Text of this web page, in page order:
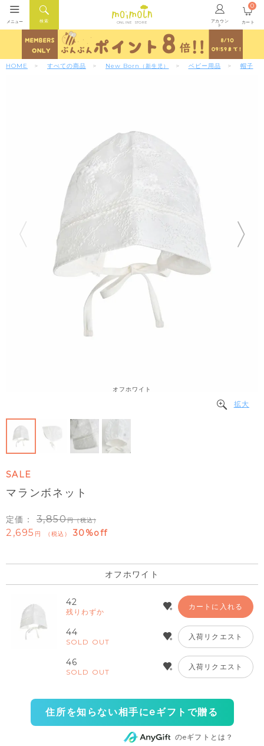
ONLINE STORE アカウン
ト
検索
メニュー カート
0
HOME すべての商品 New Born （新生児） ベビー用品 帽子
オフホワイト
拡大
SALE
マランボネット
定価： 3,850 （税込）
2,695 税込 30%off
オフホワイト
42
残りわずか
カートに入れる
44
SOLD OUT
入荷リクエスト
46
SOLD OUT
入荷リクエスト
住所を知らない相手にeギフトで贈る
のeギフトとは？